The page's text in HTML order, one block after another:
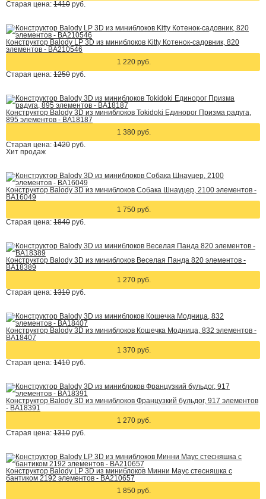
Старая цена: 1410 руб.
Конструктор Balody LP 3D из миниблоков Kitty Котенок-садовник, 820
элементов - BA210546
1 220 руб.
Старая цена: 1250 руб.
Конструктор Balody 3D из миниблоков Tokidoki Единорог Призма радуга,
895 элементов - BA18187
1 380 руб.
Старая цена: 1420 руб.
Хит продаж
Конструктор Balody 3D из миниблоков Собака Шнауцер, 2100 элементов -
BA16049
1 750 руб.
Старая цена: 1840 руб.
Конструктор Balody 3D из миниблоков Веселая Панда 820 элементов -
BA18389
1 270 руб.
Старая цена: 1310 руб.
Конструктор Balody 3D из миниблоков Кошечка Модница, 832 элементов -
BA18407
1 370 руб.
Старая цена: 1410 руб.
Конструктор Balody 3D из миниблоков Французкий бульдог, 917 элементов
- BA18391
1 270 руб.
Старая цена: 1310 руб.
Конструктор Balody LP 3D из миниблоков Минни Маус стесняшка с
бантиком 2192 элементов - BA210657
1 850 руб.